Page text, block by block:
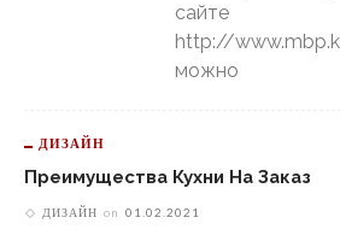
сайте
http://
можно
ДИЗАЙН
Преимущества Кухни На Заказ
ДИЗАЙН on 01.02.2021